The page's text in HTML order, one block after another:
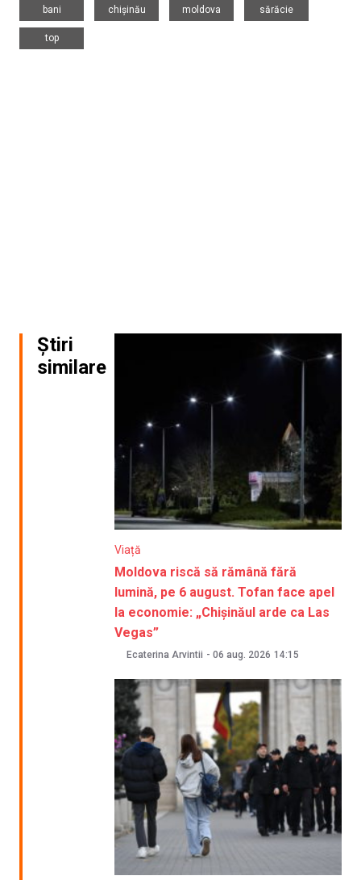
bani
chișinău
moldova
sărăcie
top
Știri
similare
Viață
Moldova riscă să rămână fără
lumină, pe 6 august. Tofan face apel
la economie: „Chișinăul arde ca Las
Vegas”
Ecaterina Arvintii - 06 aug. 2026 14:15